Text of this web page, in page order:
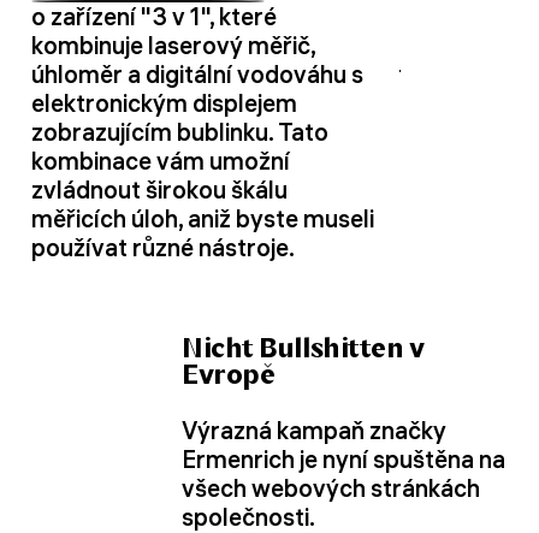
o zařízení "3 v 1", které
kombinuje laserový měřič,
úhloměr a digitální vodováhu s
elektronickým displejem
zobrazujícím bublinku. Tato
kombinace vám umožní
zvládnout širokou škálu
měřicích úloh, aniž byste museli
používat různé nástroje.
Nicht Bullshitten v
Evropě
Výrazná kampaň značky
Ermenrich je nyní spuštěna na
všech webových stránkách
společnosti.